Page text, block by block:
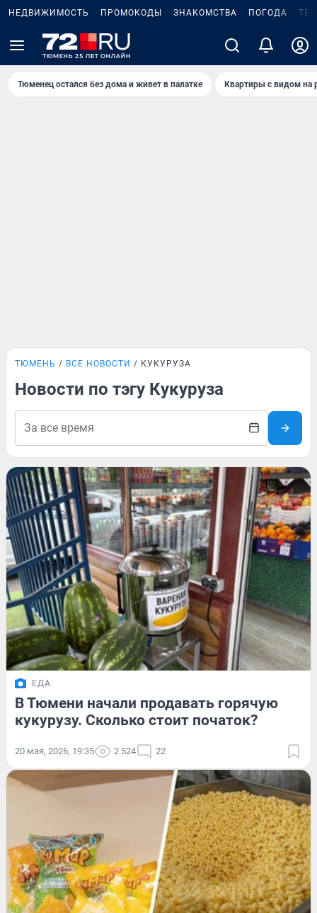
НЕДВИЖИМОСТЬ ПРОМОКОДЫ ЗНАКОМСТВА ПОГОДА
Тюменец остался без дома и живет в палатке Квартиры с видом на
ТЮМЕНЬ ВСЕ НОВОСТИ КУКУРУЗА
Новости по тэгу Кукуруза
ЕДА
В Тюмени начали продавать горячую
кукурузу. Сколько стоит початок?
20 мая, 2026, 19:35 2 524 22